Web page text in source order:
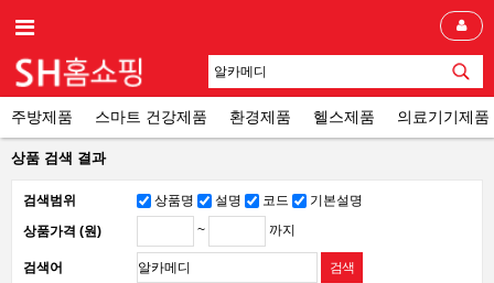
주방제품 스마트 건강제품 환경제품 헬스제품 의료기기제품
상품 검색 결과
검색범위 상품명 설명 코드
기본설명
상품가격 (원)
~ 까지
검색어